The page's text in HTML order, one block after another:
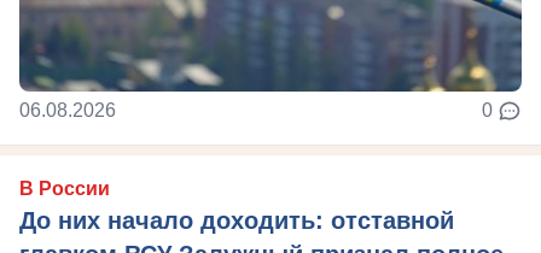
06.08.2026 0
В России
До них начало доходить: отставной